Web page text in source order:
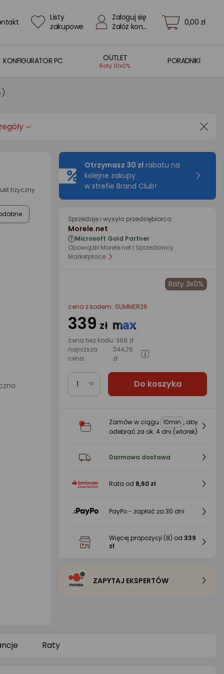
Listy
zakupowe
Zaloguj się
Załóż konto
0,00 zł
KONFIGURATOR PC OUTLET
Raty 10x0%
PORADNIKI
fizyczny
Otrzymasz 30 zł rabatu na
kolejne zakupy
w strefie Brand Club!
Sprzedaje i wysyła przedsiębiorca:
Morele.net
Microsoft Gold Partner
Obowiązki Morele.net I Sprzedawcy
Marketplace.
Raty 3x0%
cena z kodem: SUMMER26
339 zł
cena bez kodu: 368 zł
najniższa
cena:
344,76
zł
1 Do koszyka
Zamów w ciągu 10min , aby
odebrać za ok. 4 dni (wtorek)
Darmowa dostawa
Rata od 8,60 zł
PayPo - zapłać za 30 dni
Więcej propozycji (8) od 339
zł
ZAPYTAJ EKSPERTÓW
Raty